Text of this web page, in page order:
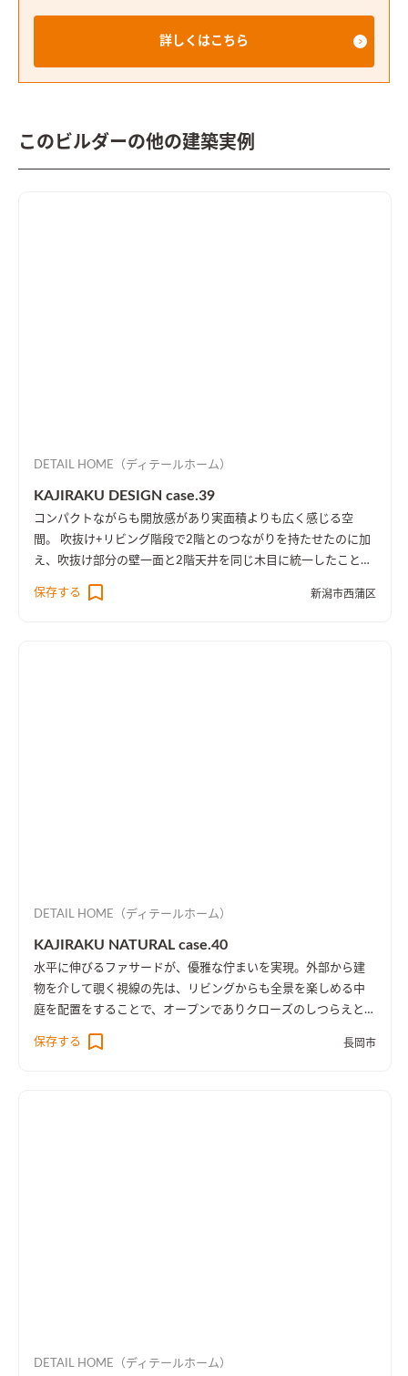
詳しくはこちら
このビルダーの他の建築実例
DETAIL HOME（ディテールホーム）
KAJIRAKU DESIGN case.39
コンパクトながらも開放感があり実面積よりも広く感じる空
間。 吹抜け+リビング階段で2階とのつながりを持たせたのに加
え、吹抜け部分の壁一面と2階天井を同じ木目に統一したことに
より、1階・2階の一体感を演出しました。 趣味のピアノ室は、
楽譜を整理する本棚を壁一面に設け、屋外への防音効果も担って
保存する 新潟市西蒲区
DETAIL HOME（ディテールホーム）
KAJIRAKU NATURAL case.40
水平に伸びるファサードが、優雅な佇まいを実現。外部から建
物を介して覗く視線の先は、リビングからも全景を楽しめる中
庭を配置をすることで、オープンでありクローズのしつらえとし
保存する
長岡市
DETAIL HOME（ディテールホーム）